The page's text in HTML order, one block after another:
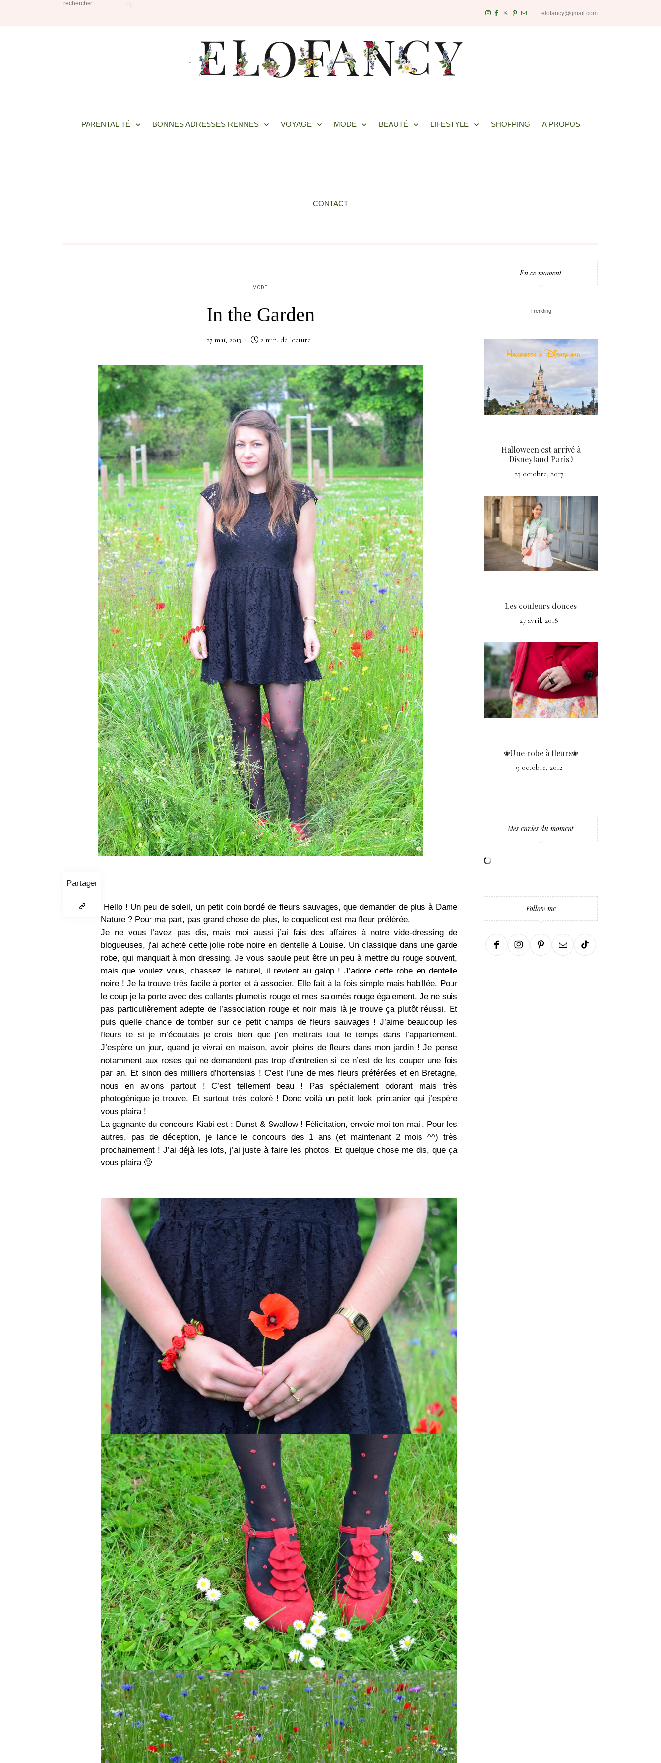
elofancy@gmail.com
PARENTALITÉ BONNES ADRESSES RENNES VOYAGE MODE BEAUTÉ LIFESTYLE SHOPPING A PROPOS
CONTACT
MODE
In the Garden
27 mai, 2013 2 min. de lecture
Partager
Hello ! Un peu de soleil, un petit coin bordé de fleurs sauvages, que demander de plus à Dame
Nature ? Pour ma part, pas grand chose de plus, le coquelicot est ma fleur préférée.
Je ne vous l’avez pas dis, mais moi aussi j’ai fais des affaires à notre vide-dressing de
blogueuses, j’ai acheté cette jolie robe noire en dentelle à Louise. Un classique dans une garde
robe, qui manquait à mon dressing. Je vous saoule peut être un peu à mettre du rouge souvent,
mais que voulez vous, chassez le naturel, il revient au galop ! J’adore cette robe en dentelle
noire ! Je la trouve très facile à porter et à associer. Elle fait à la fois simple mais habillée. Pour
le coup je la porte avec des collants plumetis rouge et mes salomés rouge également. Je ne suis
pas particulièrement adepte de l’association rouge et noir mais là je trouve ça plutôt réussi. Et
puis quelle chance de tomber sur ce petit champs de fleurs sauvages ! J’aime beaucoup les
fleurs te si je m’écoutais je crois bien que j’en mettrais tout le temps dans l’appartement.
J’espère un jour, quand je vivrai en maison, avoir pleins de fleurs dans mon jardin ! Je pense
notamment aux roses qui ne demandent pas trop d’entretien si ce n’est de les couper une fois
par an. Et sinon des milliers d’hortensias ! C’est l’une de mes fleurs préférées et en Bretagne,
nous en avions partout ! C’est tellement beau ! Pas spécialement odorant mais très
photogénique je trouve. Et surtout très coloré ! Donc voilà un petit look printanier qui j’espère
vous plaira !
La gagnante du concours Kiabi est : Dunst & Swallow ! Félicitation, envoie moi ton mail. Pour les
autres, pas de déception, je lance le concours des 1 ans (et maintenant 2 mois ^^) très
prochainement ! J’ai déjà les lots, j’ai juste à faire les photos. Et quelque chose me dis, que ça
vous plaira 🙂
En ce moment
Trending
Halloween est arrivé à
Disneyland Paris !
23 octobre, 2017
Les couleurs douces
27 avril, 2018
❀Une robe à fleurs❀
9 octobre, 2012
Mes envies du moment
Follow me